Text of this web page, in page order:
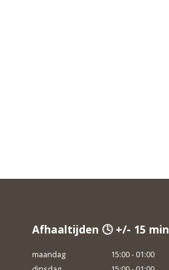
Afhaaltijden 🕓 +/- 15 min
maandag
15:00 - 01:00